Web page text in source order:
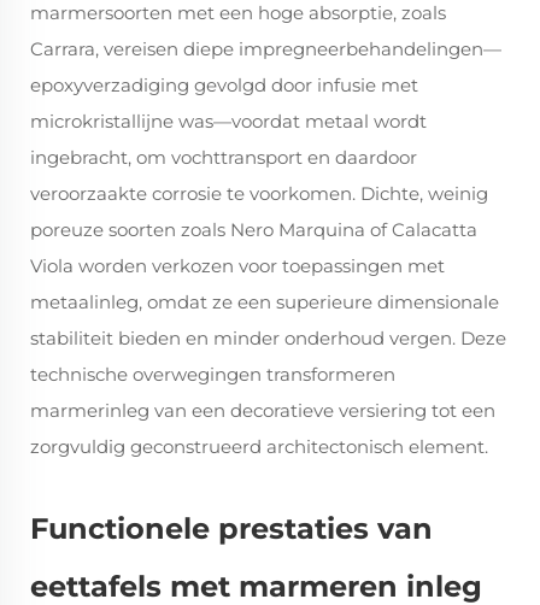
marmersoorten met een hoge absorptie, zoals
Carrara, vereisen diepe impregneerbehandelingen—
epoxyverzadiging gevolgd door infusie met
microkristallijne was—voordat metaal wordt
ingebracht, om vochttransport en daardoor
veroorzaakte corrosie te voorkomen. Dichte, weinig
poreuze soorten zoals Nero Marquina of Calacatta
Viola worden verkozen voor toepassingen met
metaalinleg, omdat ze een superieure dimensionale
stabiliteit bieden en minder onderhoud vergen. Deze
technische overwegingen transformeren
marmerinleg van een decoratieve versiering tot een
zorgvuldig geconstrueerd architectonisch element.
Functionele prestaties van
eettafels met marmeren inleg